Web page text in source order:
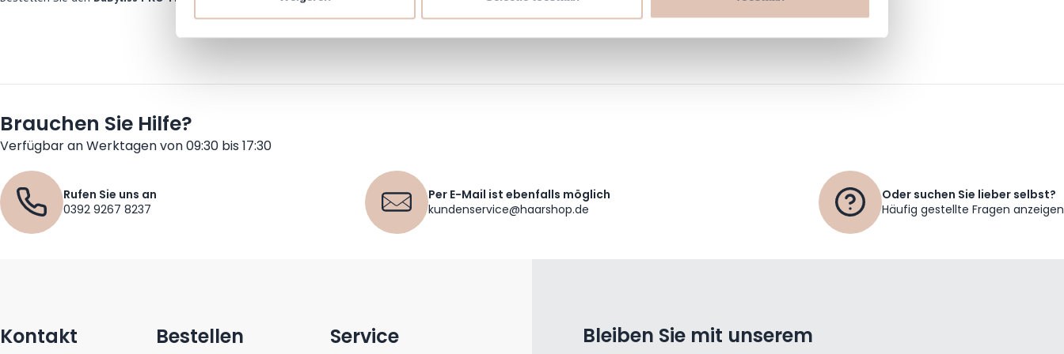
Brauchen Sie Hilfe?
Verfügbar an Werktagen von 09:30 bis 17:30
Rufen Sie uns an
0392 9267 8237
Per E-Mail ist ebenfalls möglich
kundenservice@haarshop.de
Oder suchen Sie lieber selbst?
Häufig gestellte Fragen anzeigen
Kontakt Bestellen Service
Bleiben Sie mit unserem